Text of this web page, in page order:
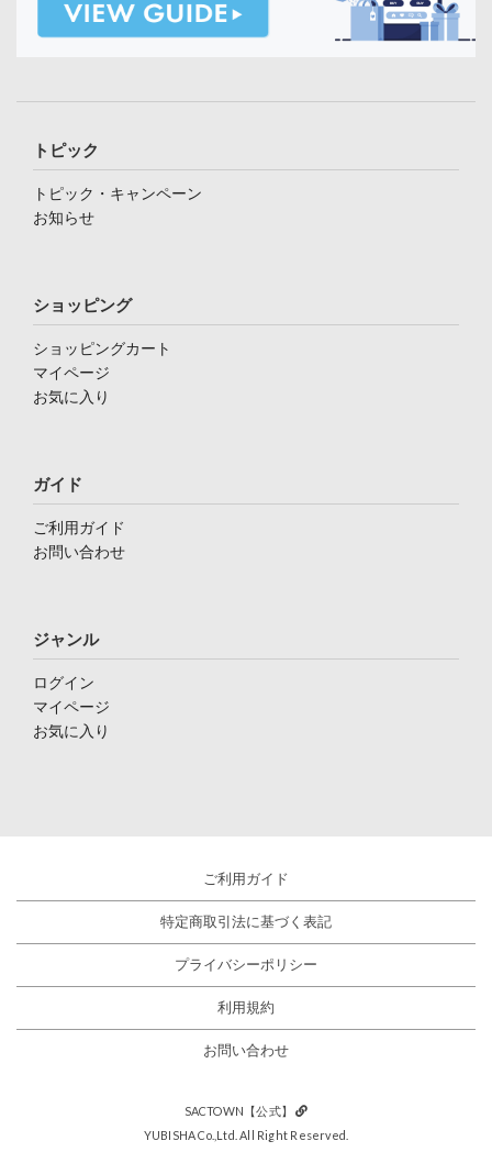
トピック
トピック・キャンペーン
お知らせ
ショッピング
ショッピングカート
マイページ
お気に入り
ガイド
ご利用ガイド
お問い合わせ
ジャンル
ログイン
マイページ
お気に入り
ご利用ガイド
特定商取引法に基づく表記
プライバシーポリシー
利用規約
お問い合わせ
SACTOWN【公式】
YUBISHA Co.,Ltd. All Right Reserved.